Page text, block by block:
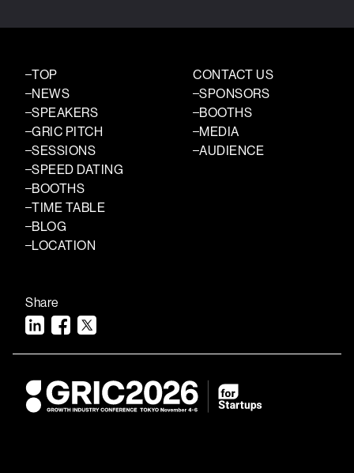
TOP
NEWS
SPEAKERS
GRIC PITCH
SESSIONS
SPEED DATING
BOOTHS
TIME TABLE
BLOG
LOCATION
CONTACT US
SPONSORS
BOOTHS
MEDIA
AUDIENCE
Share